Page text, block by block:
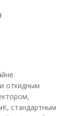
откидным
стандартным